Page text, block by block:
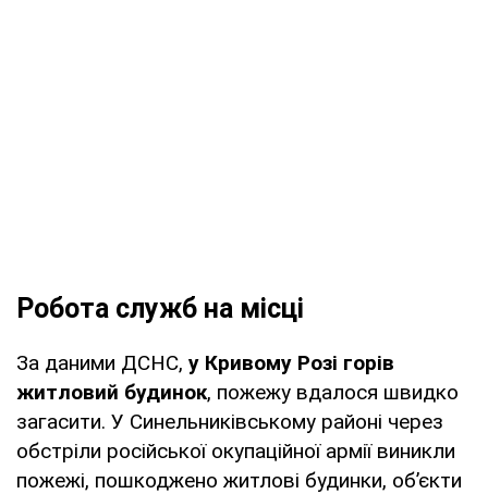
Робота служб на місці
За даними ДСНС, у Кривому Розі горів
житловий будинок, пожежу вдалося швидко
загасити. У Синельниківському районі через
обстріли російської окупаційної армії виникли
пожежі, пошкоджено житлові будинки, об’єкти